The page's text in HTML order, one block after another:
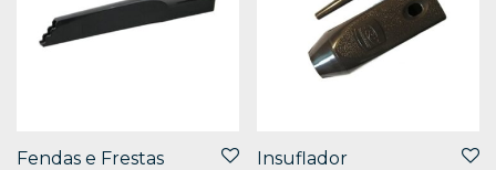
Fendas e Frestas Insuflador